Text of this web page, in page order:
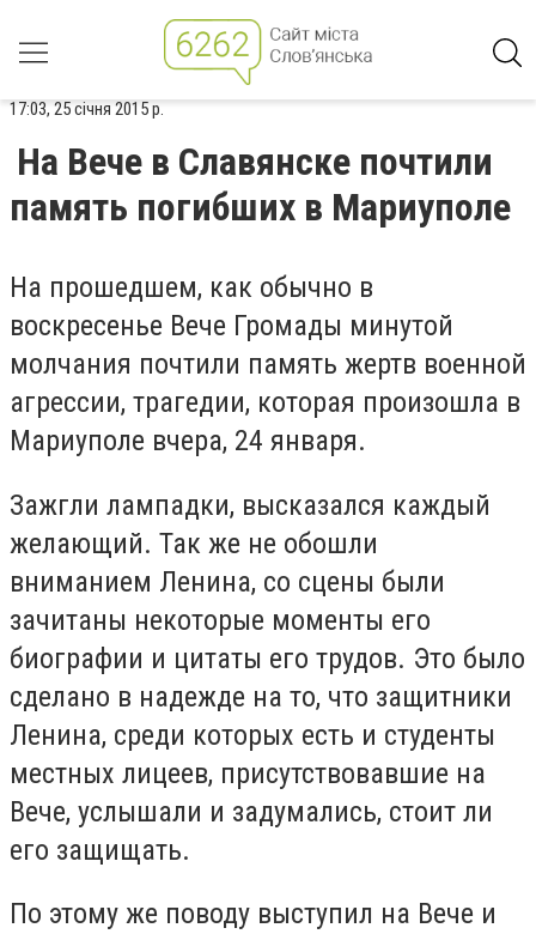
17:03, 25 січня 2015 р.
На Вече в Славянске почтили
память погибших в Мариуполе
На прошедшем, как обычно в
воскресенье Вече Громады минутой
молчания почтили память жертв военной
агрессии, трагедии, которая произошла в
Мариуполе вчера, 24 января.
Зажгли лампадки, высказался каждый
желающий. Так же не обошли
вниманием Ленина, со сцены были
зачитаны некоторые моменты его
биографии и цитаты его трудов. Это было
сделано в надежде на то, что защитники
Ленина, среди которых есть и студенты
местных лицеев, присутствовавшие на
Вече, услышали и задумались, стоит ли
его защищать.
По этому же поводу выступил на Вече и